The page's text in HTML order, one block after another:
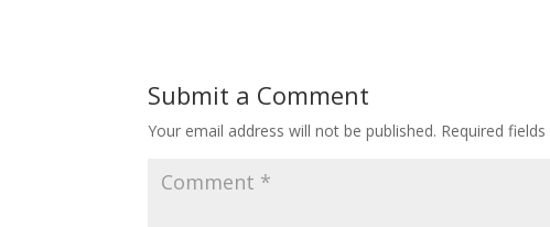
Submit a Comment
Your email address will not be published. Required